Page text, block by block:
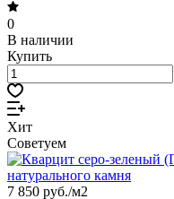
0
В наличии
Купить
Хит
Советуем
7 850 руб./м2